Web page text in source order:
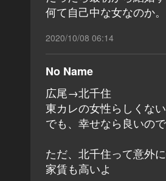
何て自己中な女なのか。
2020/10/08 06:14
No Name
広尾→北千住
東カレの女性らしくな
でも、幸せなら良いの
ただ、北千住って意外
家賃も高いよ